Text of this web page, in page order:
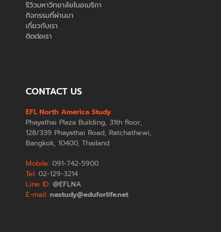
รีวิวมหาวิทยาลัยในอเมริกา
กิจกรรมที่ผ่านมา
เกี่ยวกับเรา
ติดต่อเรา
CONTACT US
EFL North America Study
Phayathai Plaza Building, 31th floor,
128/339 Phayathai Road, Ratchathewi,
Bangkok, 10400, Thailand
Mobile: 091-742-5900
Tel: 02-129-3214
Line ID: @EFLNA
E-mail: nastudy@eduforlife.net